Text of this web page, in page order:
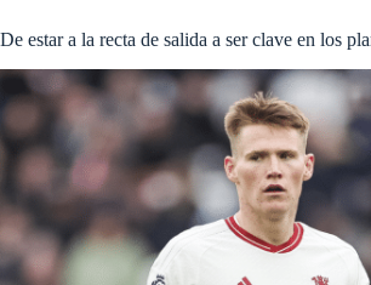
De estar a la recta de salida a ser clave en los